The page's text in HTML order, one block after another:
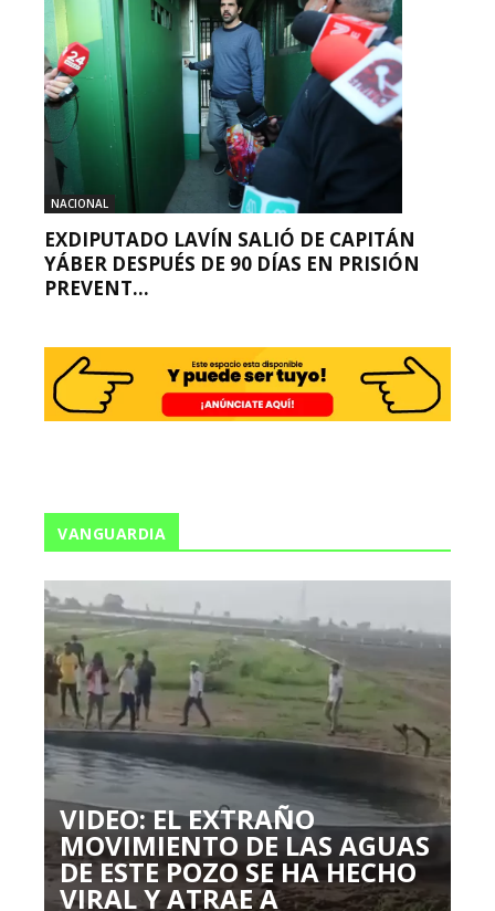
NACIONAL
EXDIPUTADO LAVÍN SALIÓ DE CAPITÁN
YÁBER DESPUÉS DE 90 DÍAS EN PRISIÓN
PREVENT...
VANGUARDIA
VIDEO: EL EXTRAÑO
MOVIMIENTO DE LAS AGUAS
DE ESTE POZO SE HA HECHO
VIRAL Y ATRAE A